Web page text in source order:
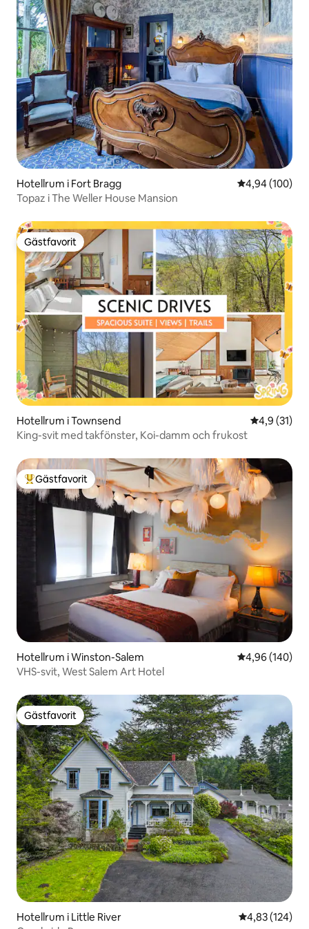
Hotellrum i Fort Bragg 4,94 av 5 i
4,94 (100)
Topaz i The Weller House Mansion
Gästfavorit
Gästfavorit
Hotellrum i Townsend 4,9 av 5 i
4,9 (31)
King-svit med takfönster, Koi-damm och frukost
Populär gästfavorit
Gästfavorit
Hotellrum i Winston-Salem 4,96 av 5 i
4,96 (140)
VHS-svit, West Salem Art Hotel
Gästfavorit
Gästfavorit
Hotellrum i Little River 4,83 av 5 i
4,83 (124)